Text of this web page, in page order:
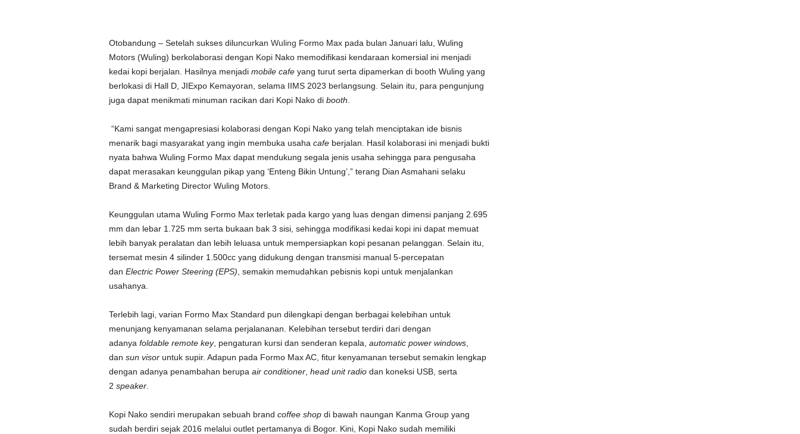
Otobandung – Setelah sukses diluncurkan Wuling Formo Max pada bulan Januari lalu, Wuling
Motors (Wuling) berkolaborasi dengan Kopi Nako memodifikasi kendaraan komersial ini menjadi
kedai kopi berjalan. Hasilnya menjadi mobile cafeyang turut serta dipamerkan di booth Wuling yang
berlokasi di Hall D, JIExpo Kemayoran, selama IIMS 2023 berlangsung. Selain itu, para pengunjung
juga dapat menikmati minuman racikan dari Kopi Nako di booth
“Kami sangat mengapresiasi kolaborasi dengan Kopi Nako yang telah menciptakan ide bisnis
menarik bagi masyarakat yang ingin membuka usaha cafeberjalan. Hasil kolaborasi ini menjadi bukti
nyata bahwa Wuling Formo Max dapat mendukung segala jenis usaha sehingga para pengusaha
dapat merasakan keunggulan pikap yang ‘Enteng Bikin Untung’,” terang Dian Asmahani selaku
Brand & Marketing Director Wuling Motors.
Keunggulan utama Wuling Formo Max terletak pada kargo yang luas dengan dimensi panjang 2.695
mm dan lebar 1.725 mm serta bukaan bak 3 sisi, sehingga modifikasi kedai kopi ini dapat memuat
lebih banyak peralatan dan lebih leluasa untuk mempersiapkan kopi pesanan pelanggan. Selain itu,
tersemat mesin 4 silinder 1.500cc yang didukung dengan transmisi manual 5-percepatan
dan Electric Power Steering (EPS) , semakin memudahkan pebisnis kopi untuk menjalankan
usahanya.
Terlebih lagi, varian Formo Max Standard pun dilengkapi dengan berbagai kelebihan untuk
menunjang kenyamanan selama perjalananan. Kelebihan tersebut terdiri dari dengan
adanya foldable remote key, pengaturan kursi dan senderan kepala, automatic power windows,
dan sun visoruntuk supir. Adapun pada Formo Max AC, fitur kenyamanan tersebut semakin lengkap
dengan adanya penambahan berupa air conditioner, head unit radiodan koneksi USB, serta
2 speaker.
Kopi Nako sendiri merupakan sebuah brand coffee shop di bawah naungan Kanma Group yang
sudah berdiri sejak 2016 melalui outlet pertamanya di Bogor. Kini, Kopi Nako sudah memiliki